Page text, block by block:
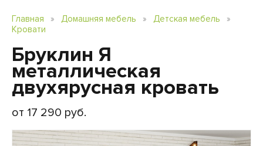
Главная » Домашняя мебель » Детская мебель
»
Кровати
Бруклин Я
металлическая
двухярусная кровать
от 17 290 руб.